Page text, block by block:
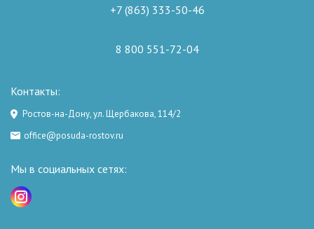
+7 (863) 333-50-46
8 800 551-72-04
Контакты:
Ростов-на-Дону, ул. Щербакова, 114/2
office@posuda-rostov.ru
Мы в социальных сетях: